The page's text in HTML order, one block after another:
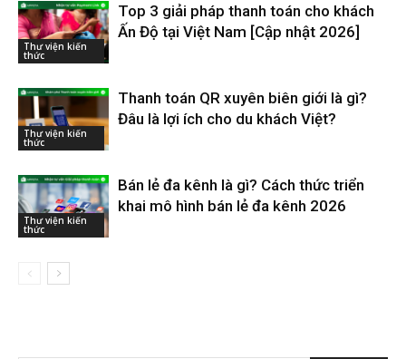
Thư viện kiến
thức
Top 3 giải pháp thanh toán cho khách
Ấn Độ tại Việt Nam [Cập nhật 2026]
Thư viện kiến
thức
Thanh toán QR xuyên biên giới là gì?
Đâu là lợi ích cho du khách Việt?
Thư viện kiến
thức
Bán lẻ đa kênh là gì? Cách thức triển
khai mô hình bán lẻ đa kênh 2026